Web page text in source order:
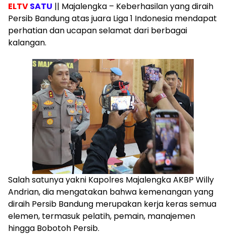
ELTVSATU || Majalengka – Keberhasilan yang diraih
Persib Bandung atas juara Liga 1 Indonesia mendapat
perhatian dan ucapan selamat dari berbagai
kalangan.
Salah satunya yakni Kapolres Majalengka AKBP Willy
Andrian, dia mengatakan bahwa kemenangan yang
diraih Persib Bandung merupakan kerja keras semua
elemen, termasuk pelatih, pemain, manajemen
hingga Bobotoh Persib.